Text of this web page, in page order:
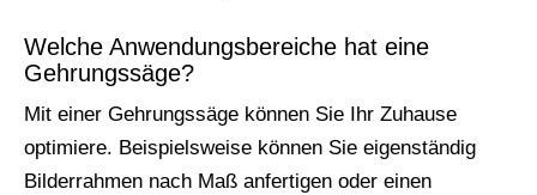
Welche Anwendungsbereiche hat eine
Gehrungssäge?
Mit einer Gehrungssäge können Sie Ihr Zuhause
optimiere. Beispielsweise können Sie eigenständig
Bilderrahmen nach Maß anfertigen oder einen